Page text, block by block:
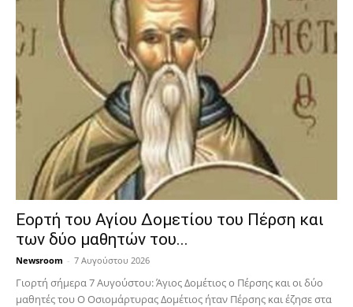
Εορτή του Αγίου Δομετίου του Πέρση και
των δύο μαθητών του...
Newsroom - 7 Αυγούστου 2026
Γιορτή σήμερα 7 Αυγούστου: Άγιος Δομέτιος ο Πέρσης και οι δύο
μαθητές του Ο Oσιομάρτυρας Δομέτιος ήταν Πέρσης και έζησε στα